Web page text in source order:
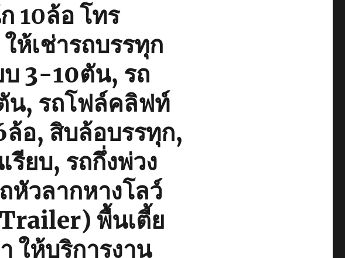
10ล้อโทร
ให้เช่ารถบรรทุก
บ 3-10ตัน, รถ
น, รถโฟล์คลิฟท์
อ, สิบล้อบรรทุก,
รียบ, รถกึ่งพ่วง
วลากหางโลว์
พื้นเตี้ย
ให้บริการงาน